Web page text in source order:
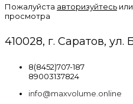
Пожалуйста авторизуйтесь или
просмотра
410028, г. Саратов, ул.
8(8452)707-187
89003137824
info@maxvolume.online